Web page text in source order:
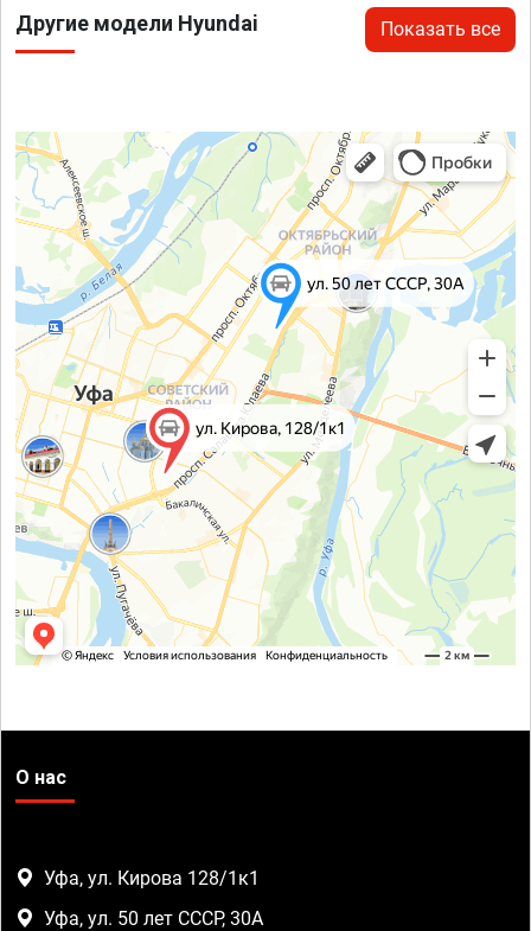
Другие модели Hyundai Показать все
О нас
Уфа, ул. Кирова 128/1к1
Уфа, ул. 50 лет СССР, 30А